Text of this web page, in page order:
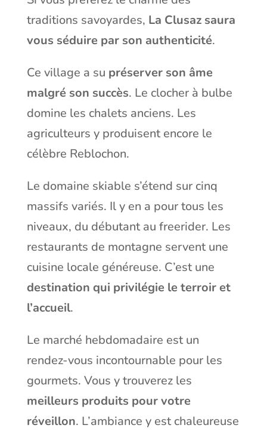
traditions savoyardes, La Clusaz saura
vous séduire par son authenticité.
Ce village a su préserver son âme
malgré son succès. Le clocher à bulbe
domine les chalets anciens. Les
agriculteurs y produisent encore le
célèbre Reblochon.
Le domaine skiable s’étend sur cinq
massifs variés. Il y en a pour tous les
niveaux, du débutant au freerider. Les
restaurants de montagne servent une
cuisine locale généreuse. C’est une
destination qui privilégie le terroir et
l’accueil.
Le marché hebdomadaire est un
rendez-vous incontournable pour les
gourmets. Vous y trouverez les
meilleurs produits pour votre
réveillon. L’ambiance y est chaleureuse